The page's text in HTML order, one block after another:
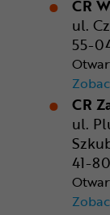
CR
ul.
55-
CR
ul.
41-